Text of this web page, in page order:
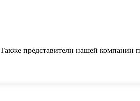
представители нашей